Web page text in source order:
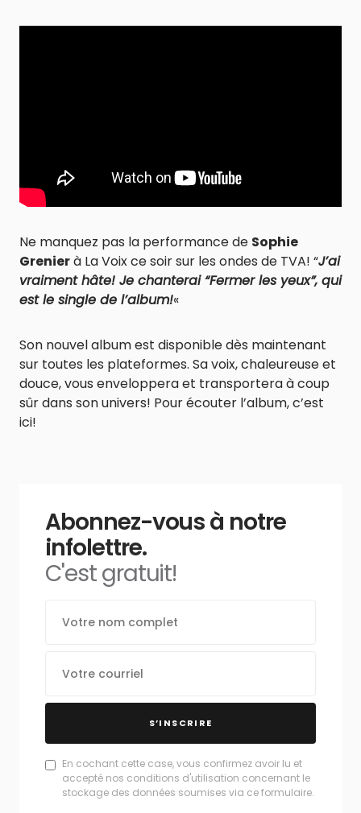
Ne manquez pas la performance de Sophie
Grenierà La Voix ce soir sur les ondes de TVA! “J’ai
vraiment hâte! Je chanterai “Fermer les yeux”, qui
est le single de l’album!«
Son nouvel album est disponible dès maintenant
sur toutes les plateformes. Sa voix, chaleureuse et
douce, vous enveloppera et transportera à coup
sûr dans son univers! Pour écouter l’album, c’est
ici!
Abonnez-vous à notre
infolettre.
C'est gratuit!
S’INSCRIRE
En cochant cette case, vous confirmez avoir lu et
accepté nos conditions d'utilisation concernant le
stockage des données soumises via ce formulaire.